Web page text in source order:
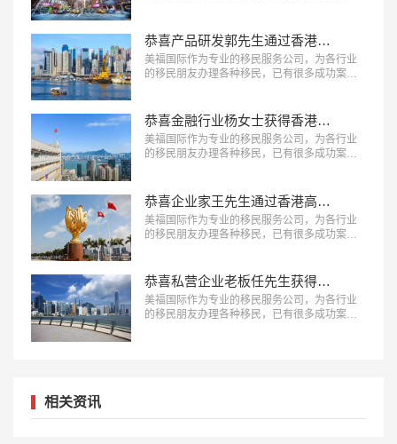
恭喜产品研发郭先生通过香港高端人才通行证计划！
美福国际作为专业的移民服务公司，为各行业
的移民朋友办理各种移民，已有很多成功案
…
恭喜金融行业杨女士获得香港优才签证！
美福国际作为专业的移民服务公司，为各行业
的移民朋友办理各种移民，已有很多成功案
恭喜企业家王先生通过香港高端人才通行证计划！
美福国际作为专业的移民服务公司，为各行业
的移民朋友办理各种移民，已有很多成功案
恭喜私营企业老板任先生获得香港投资移民身份！
美福国际作为专业的移民服务公司，为各行业
的移民朋友办理各种移民，已有很多成功案
相关资讯